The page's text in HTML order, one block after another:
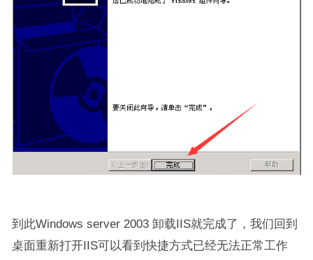
到此Windows server 2003 卸载IIS就完成了，我们回到
桌面重新打开IIS可以看到快捷方式已经无法正常工作